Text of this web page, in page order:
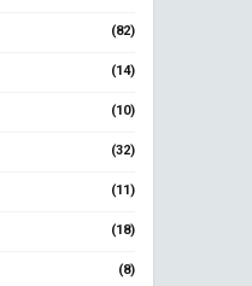
(82)
(14)
(10)
(32)
(11)
(18)
(8)